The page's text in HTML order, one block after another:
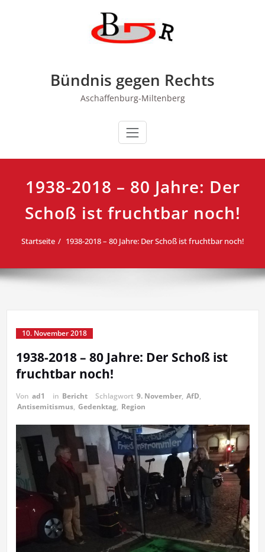
Bündnis gegen Rechts
Aschaffenburg-Miltenberg
1938-2018 – 80 Jahre: Der
Schoß ist fruchtbar noch!
Startseite 1938-2018 – 80 Jahre: Der Schoß ist fruchtbar noch!
10. November 2018
1938-2018 – 80 Jahre: Der Schoß ist
fruchtbar noch!
Von ad1 in Bericht Schlagwort 9. November, AfD,
Antisemitismus, Gedenktag, Region